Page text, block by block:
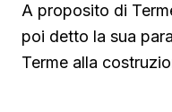
A proposito di
poi detto la sua
Terme alla